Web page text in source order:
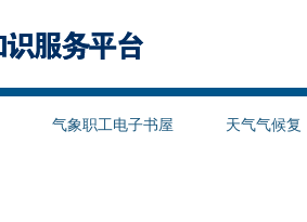
气象职工电子书屋 天气气候复